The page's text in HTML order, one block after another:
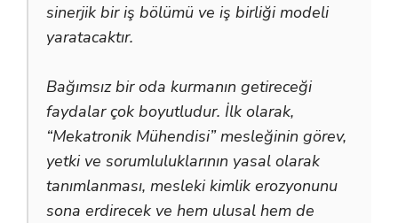
sinerjik bir iş bölümü ve iş birliği modeli
yaratacaktır.
Bağımsız bir oda kurmanın getireceği
faydalar çok boyutludur. İlk olarak,
“Mekatronik Mühendisi” mesleğinin görev,
yetki ve sorumluluklarının yasal olarak
tanımlanması, mesleki kimlik erozyonunu
sona erdirecek ve hem ulusal hem de